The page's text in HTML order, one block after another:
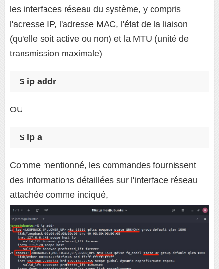
les interfaces réseau du système, y compris
l'adresse IP, l'adresse MAC, l'état de la liaison
(qu'elle soit active ou non) et la MTU (unité de
transmission maximale)
$ ip addr
OU
$ ip a
Comme mentionné, les commandes fournissent
des informations détaillées sur l'interface réseau
attachée comme indiqué,